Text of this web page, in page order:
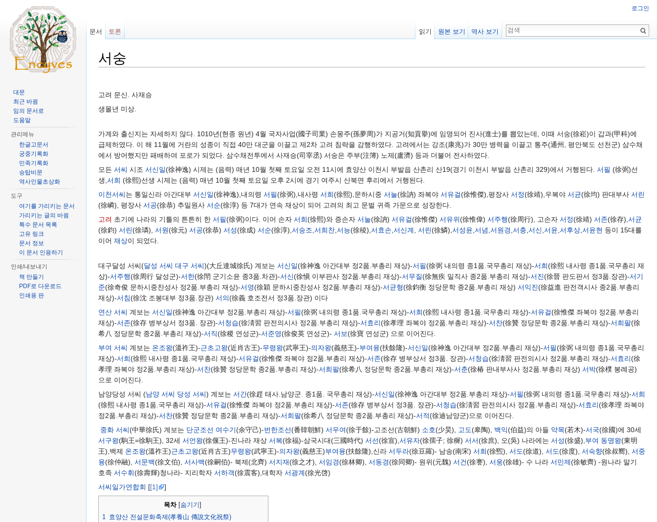
서숭
고려 문신. 사재승
생몰년 미상.
가계와 출신지는 자세하지 않다. 1010년(현종 원년) 4월 국자사업(國子司業) 손몽주(孫夢周)가 지공거(知貢擧)에 임명되어 진사(進士)를 뽑았는데, 이때 서숭(徐崧)이 갑과(甲科)에
급제하였다. 이 해 11월에 거란의 성종이 직접 40만 대군을 이끌고 제2차 고려 침략을 감행하였다. 고려에서는 강조(康兆)가 30만 병력을 이끌고 통주(通州, 평안북도 선천군) 삼수채
에서 방어했지만 패배하여 포로가 되었다. 삼수채전투에서 사재승(司宰丞) 서숭은 주부(注簿) 노제(盧濟) 등과 더불어 전사하였다.
모든 서씨 시조 서신일(徐神逸) 시제는 (음력) 매년 10월 첫째 토요일 오전 11시에 효양산 이천시 부발읍 산촌리 산19(경기 이천시 부발읍 산촌리 329)에서 거행된다. 서필 (徐弼)선
생,서희 (徐熙)선생 시제는 (음력) 매년 10월 첫째 토요일 오후 2시에 경기 여주시 산북면 후리에서 거행된다.
이천서씨는 통일신라 아간대부 서신일(徐神逸),내의령 서필(徐弼),내사령 서희(徐熙),문하시중 서눌(徐訥) 좌복야 서유걸(徐惟傑),평장사 서정(徐靖),우복야 서균(徐均) 판대부사 서린
(徐嶙), 평장사 서공(徐恭) 추밀원사 서순(徐淳) 등 7대가 연속 재상이 되어 고려의 최고 문벌 귀족 가문으로 성장한다.
고려 초기에 나라의 기틀의 튼튼히 한 서필(徐弼)이다. 이어 손자 서희(徐熙)와 증손자 서눌(徐訥) 서유걸(徐惟傑) 서유위(徐惟偉) 서주행(徐周行), 고손자 서정(徐靖) 서존(徐存),서균
(徐鈞) 서린(徐璘), 서원(徐元) 서공(徐恭) 서성(徐成) 서순(徐淳),서숭조,서희찬,서능(徐稜),서효손,서신계, 서린(徐鱗),서성윤,서념,서원경,서충,서신,서윤,서후상,서윤현 등이 15대를
이어 재상이 되었다.
대구달성 서씨(달성 서씨 대구 서씨)(大丘達城徐氏) 계보는 서신일(徐神逸 아간대부 정2품.부총리 재상)-서필(徐弼 내의령 종1품.국무총리 재상)-서희(徐熙 내사령 종1품.국무총리 재
상)-서주행(徐周行 달성군)-서한(徐閈 군기소윤 종3품.차관)-서신(徐愼 이부판사 정2품.부총리 재상)-서무질(徐無疾 밀직사 종2품.부총리 재상)-서진(徐晉 판도판서 정3품.장관)-서기
준(徐奇俊 문하시중찬성사 정2품.부총리 재상)-서영(徐穎 문하시중찬성사 정2품.부총리 재상)-서균형(徐鈞衡 정당문학 종2품.부총리 재상) 서익진(徐益進 판전객시사 종2품.부총리
재상)-서침(徐沈 조봉대부 정3품.장관) 서의(徐義 호조전서 정3품.장관) 이다
연산 서씨 계보는 서신일(徐神逸 아간대부 정2품.부총리 재상)-서필(徐弼 내의령 종1품.국무총리 재상)-서희(徐熙 내사령 종1품.국무총리 재상)-서유걸(徐惟傑 좌복야 정2품.부총리
재상)-서존(徐存 병부상서 정3품. 장관)-서청습(徐淸習 판전의시사 정2품.부총리 재상)-서효리(徐孝理 좌복야 정2품.부총리 재상)-서찬(徐贊 정당문학 종2품.부총리 재상)-서희팔(徐
希八 정당문학 종2품.부총리 재상)-서직(徐稷 연성군)-서준영(徐俊英 연성군)- 서보(徐寶 연성군) 으로 이어진다.
부여 서씨 계보는 온조왕(溫祚王)-근초고왕(近肖古王)-무령왕(武寧王)-의자왕(義慈王)-부여융(扶餘隆)-서신일(徐神逸 아간대부 정2품.부총리 재상)-서필(徐弼 내의령 종1품.국무총리
재상)-서희(徐熙 내사령 종1품.국무총리 재상)-서유걸(徐惟傑 좌복야 정2품.부총리 재상)-서존(徐存 병부상서 정3품. 장관)-서청습(徐淸習 판전의시사 정2품.부총리 재상)-서효리(徐
孝理 좌복야 정2품.부총리 재상)-서찬(徐贊 정당문학 종2품.부총리 재상)-서희팔(徐希八 정당문학 종2품.부총리 재상)-서춘(徐椿 판내부사사 정2품.부총리 재상) 서박(徐樸 봉례공)
으로 이어진다.
남양당성 서씨 (남양 서씨 당성 서씨) 계보는 서간(徐趕 태사.남양군. 종1품. 국무총리 재상)-서신일(徐神逸 아간대부 정2품.부총리 재상)-서필(徐弼 내의령 종1품.국무총리 재상)-서희
(徐熙 내사령 종1품.국무총리 재상)-서유걸(徐惟傑 좌복야 정2품.부총리 재상)-서존(徐存 병부상서 정3품. 장관)-서청습(徐淸習 판전의시사 정2품.부총리 재상)-서효리(徐孝理 좌복야
정2품.부총리 재상)-서찬(徐贊 정당문학 종2품.부총리 재상)-서희팔(徐希八 정당문학 종2품.부총리 재상)-서적(徐迪남양군)으로 이어진다.
중화 서씨(中華徐氏) 계보는 단군조선 여수기(余守己)-번한조선(番韓朝鮮) 서우여(徐于餘)-고조선(古朝鮮) 소호(少昊), 고도(皋陶), 백익(伯益)의 아들 약목(若木)-서국(徐國)에 30세
서구왕(駒王=徐駒王), 32세 서언왕(徐偃王)-진나라 재상 서복(徐福)-삼국시대(三國時代) 서선(徐宣),서유자(徐孺子; 徐穉) 서서(徐庶), 오(吳) 나라에는 서성(徐盛),부여 동명왕(東明
王),백제 온조왕(溫祚王)근초고왕(近肖古王)무령왕(武寧王)-의자왕(義慈王)부여융(扶餘隆),신라 서두라(徐豆羅)- 남송(南宋) 서희(徐煕), 서도(徐道), 서도(徐度), 서숙향(徐叔嚮), 서중
융(徐仲融), 서문백(徐文伯), 서사백(徐嗣伯)- 북제(北齊) 서지재(徐之才), 서임경(徐林卿), 서동경(徐同卿)- 원위(元魏) 서건(徐謇), 서웅(徐雄)- 수 나라 서민제(徐敏齊) -원나라 말기
호족 서수휘(徐壽輝)청나라- 지리학자 서하객(徐震客),대학자 서광계(徐光啓)
서씨일가연합회 [[1] ]
목차[ 숨기기
1 효양산 전설문화축제(孝養山 傳說文化祝祭)
로그인
문서 토론 읽기 원본 보기 역사 보기
대문
최근 바뀜
임의 문서로
도움말
관리메뉴
한글고문서
궁중기록화
민족기록화
승탑비문
역사인물초상화
도구
여기를 가리키는 문서
가리키는 글의 바뀜
특수 문서 목록
고유 링크
문서 정보
이 문서 인용하기
인쇄/내보내기
책 만들기
PDF로 다운로드
인쇄용 판